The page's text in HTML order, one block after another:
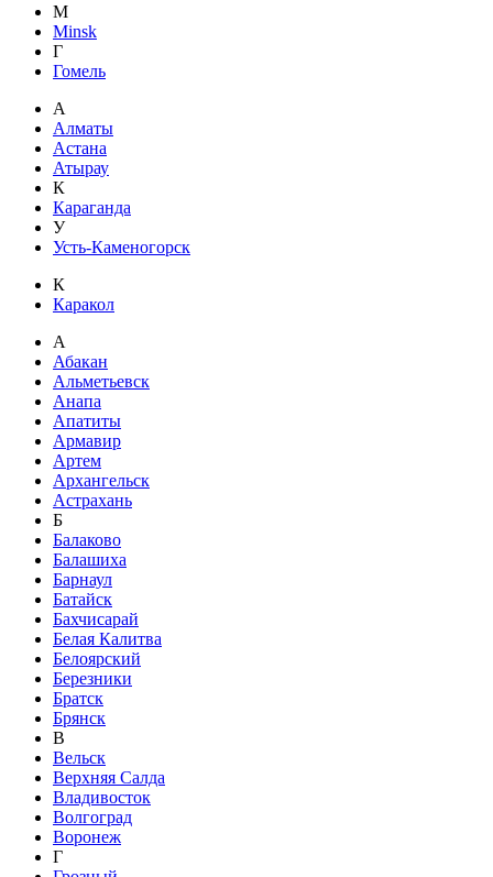
M
Minsk
Г
Гомель
А
Алматы
Астана
Атырау
К
Караганда
У
Усть-Каменогорск
К
Каракол
А
Абакан
Альметьевск
Анапа
Апатиты
Армавир
Артем
Архангельск
Астрахань
Б
Балаково
Балашиха
Барнаул
Батайск
Бахчисарай
Белая Калитва
Белоярский
Березники
Братск
Брянск
В
Вельск
Верхняя Салда
Владивосток
Волгоград
Воронеж
Г